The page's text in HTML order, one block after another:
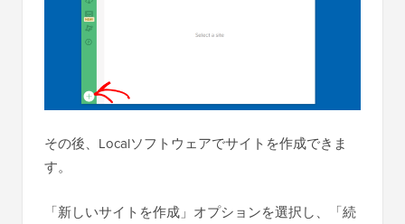
その後、Localソフトウェアでサイトを作成できま
す。
「新しいサイトを作成」オプションを選択し、「続